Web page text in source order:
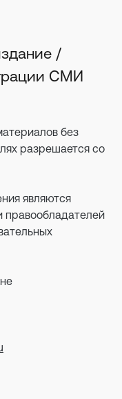
/
СМИ
без
разрешается со
являются
правообладателей